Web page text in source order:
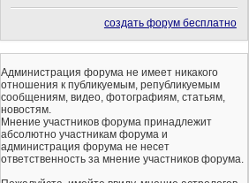
создать форум бесплатно
Администрация форума не имеет никакого
отношения к публикуемым, републикуемым
сообщениям, видео, фотографиям, статьям,
новостям.
Мнение участников форума принадлежит
абсолютно участникам форума и
администрация форума не несет
ответственность за мнение участников форума.